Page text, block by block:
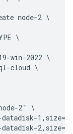
node-2 \
\
win-2022 \
cloud \
2" \